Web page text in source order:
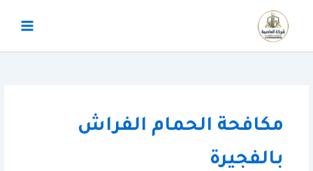
المحتوى
مكافحة الحمام الفراش
بالفجيرة